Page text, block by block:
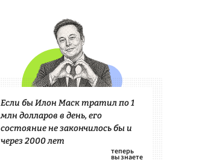
Если бы Илон Маск тратил по 1
млн долларов в день, его
состояние не закончилось бы и
через 2000 лет